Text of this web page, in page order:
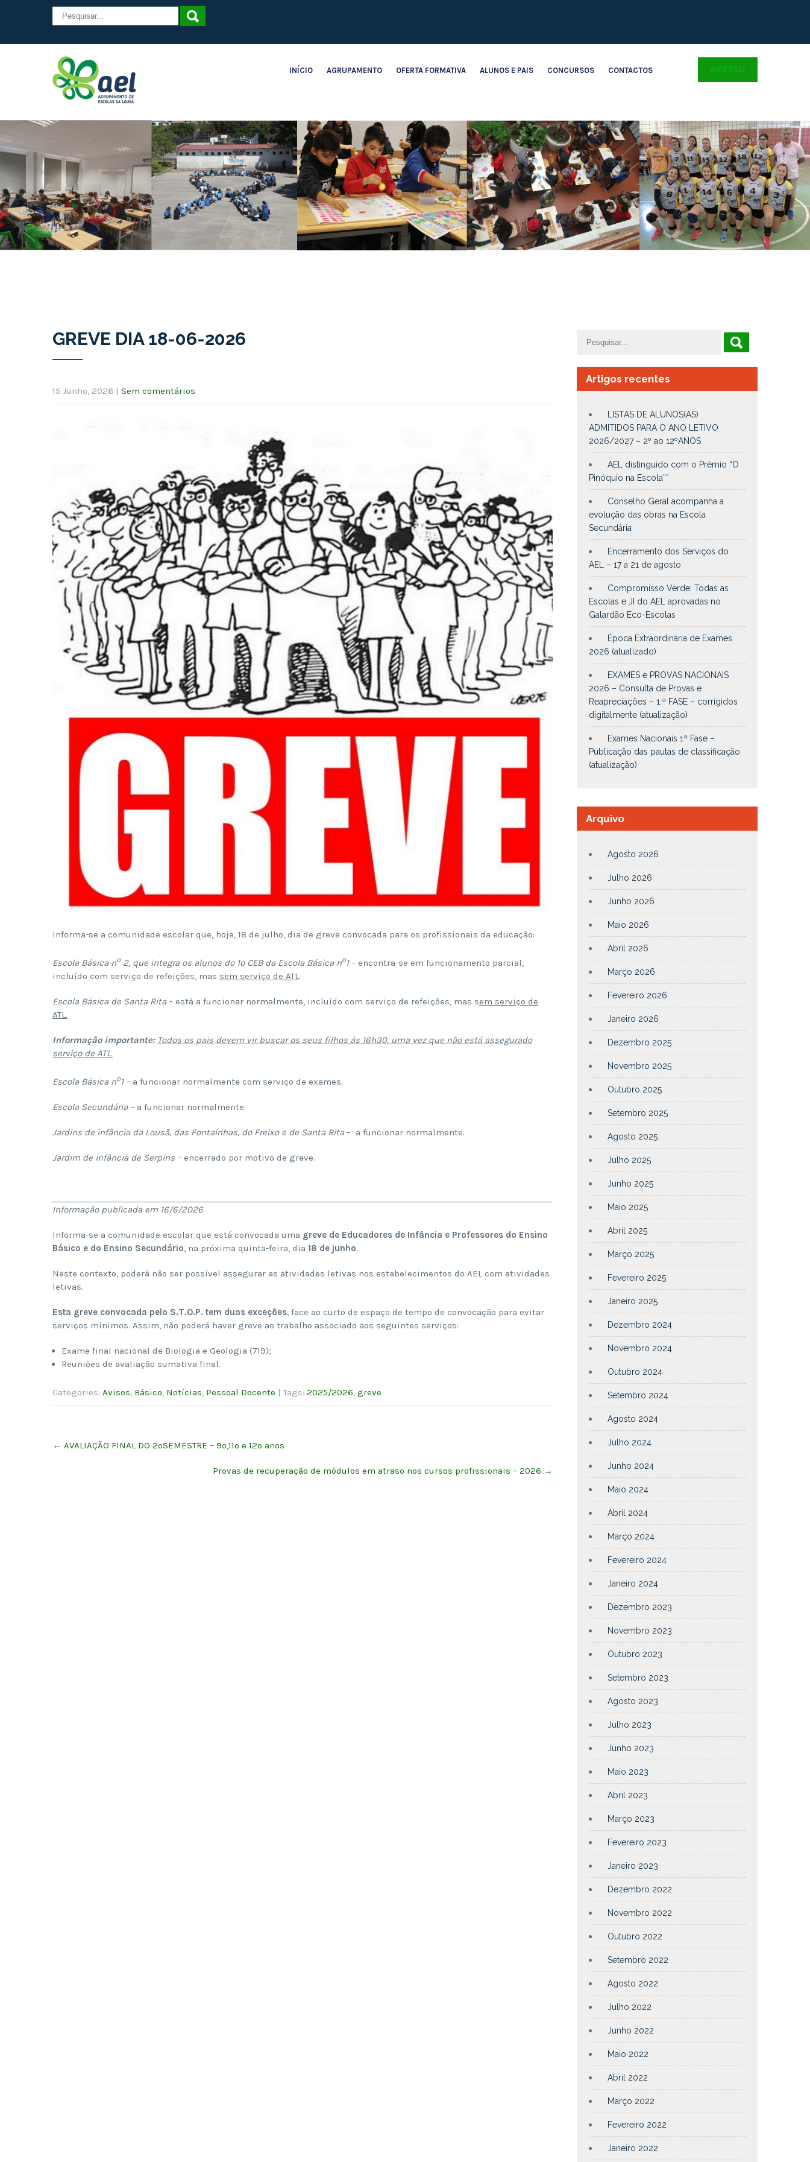
INÍCIO AGRUPAMENTO OFERTA FORMATIVA ALUNOS E PAIS CONCURSOS CONTACTOS ACESSO
GREVE DIA 18-06-2026
15 Junho, 2026 | Sem comentários
Informa-se a comunidade escolar que, hoje, 18 de julho, dia de greve convocada para os profissionais da educação:
Escola Básica nº 2, que integra os alunos do 1º CEB da Escola Básica nº1– encontra-se em funcionamento parcial,
incluído com serviço de refeições, mas sem serviço de ATL.
Escola Básica de Santa Rita– está a funcionar normalmente, incluído com serviço de refeições, mas sem serviço de
ATL.
Informação importante: Todos os pais devem vir buscar os seus filhos às 16h30, uma vez que não está assegurado
serviço de ATL.
Escola Básica nº1 –a funcionar normalmente com serviço de exames.
Escola Secundária –a funcionar normalmente.
Jardins de infância da Lousã, das Fontaínhas, do Freixo e de Santa Rita– a funcionar normalmente.
Jardim de infância de Serpins – encerrado por motivo de greve.
Informação publicada em 16/6/2026
Informa-se a comunidade escolar que está convocada uma greve de Educadores de Infância e Professores do Ensino
Básico e do Ensino Secundário, na próxima quinta-feira, dia 18 de junho.
Neste contexto, poderá não ser possível assegurar as atividades letivas nos estabelecimentos do AEL com atividades
letivas.
Esta greve convocada pelo S.T.O.P. tem duas exceções, face ao curto de espaço de tempo de convocação para evitar
serviços mínimos. Assim, não poderá haver greve ao trabalho associado aos seguintes serviços:
Exame final nacional de Biologia e Geologia (719);
Reuniões de avaliação sumativa final.
Categories: Avisos, Básico, Notícias, Pessoal Docente | Tags: 2025/2026, greve
navigation
← AVALIAÇÃO FINAL DO 2ºSEMESTRE – 9º,11º e 12º anos
Provas de recuperação de módulos em atraso nos cursos profissionais – 2026 →
Artigos recentes
LISTAS DE ALUNOS(AS)
ADMITIDOS PARA O ANO LETIVO
2026/2027 – 2º ao 12ºANOS
AEL distinguido com o Prémio “O
Pinóquio na Escola””
Conselho Geral acompanha a
evolução das obras na Escola
Secundária
Encerramento dos Serviços do
AEL – 17 a 21 de agosto
Compromisso Verde: Todas as
Escolas e JI do AEL aprovadas no
Galardão Eco-Escolas
Época Extraordinária de Exames
2026 (atualizado)
EXAMES e PROVAS NACIONAIS
2026 – Consulta de Provas e
Reapreciações – 1.ª FASE – corrigidos
digitalmente (atualização)
Exames Nacionais 1ª Fase –
Publicação das pautas de classificação
(atualização)
Arquivo
Agosto 2026
Julho 2026
Junho 2026
Maio 2026
Abril 2026
Março 2026
Fevereiro 2026
Janeiro 2026
Dezembro 2025
Novembro 2025
Outubro 2025
Setembro 2025
Agosto 2025
Julho 2025
Junho 2025
Maio 2025
Abril 2025
Março 2025
Fevereiro 2025
Janeiro 2025
Dezembro 2024
Novembro 2024
Outubro 2024
Setembro 2024
Agosto 2024
Julho 2024
Junho 2024
Maio 2024
Abril 2024
Março 2024
Fevereiro 2024
Janeiro 2024
Dezembro 2023
Novembro 2023
Outubro 2023
Setembro 2023
Agosto 2023
Julho 2023
Junho 2023
Maio 2023
Abril 2023
Março 2023
Fevereiro 2023
Janeiro 2023
Dezembro 2022
Novembro 2022
Outubro 2022
Setembro 2022
Agosto 2022
Julho 2022
Junho 2022
Maio 2022
Abril 2022
Março 2022
Fevereiro 2022
Janeiro 2022